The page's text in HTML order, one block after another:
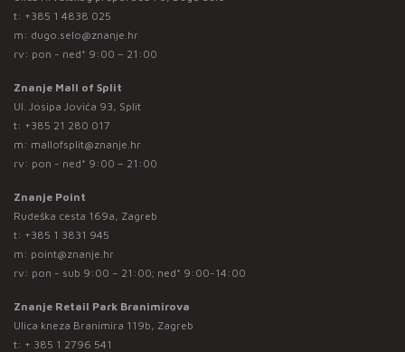
t: +385 1 4838 025
m: dugo.selo@znanje.hr
rv: pon - ned* 9:00 – 21:00
Znanje Mall of Split
Ul. Josipa Jovića 93, Split
t: +385 21 280 017
m: mallofsplit@znanje.hr
rv: pon - ned* 9:00 – 21:00
Znanje Point
Rudeška cesta 169a, Zagreb
t: +385 1 3831 945
m: point@znanje.hr
rv: pon - sub 9:00 – 21:00; ned* 9:00-14:00
Znanje Retail Park Branimirova
Ulica kneza Branimira 119b, Zagreb
t: + 385 1 2796 541